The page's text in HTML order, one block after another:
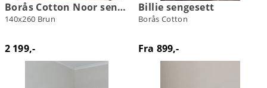
Borås Cotton Noor sengeteppe
140x260 Brun
2 199,-
Billie sengesett
Borås Cotton
Fra 899,-